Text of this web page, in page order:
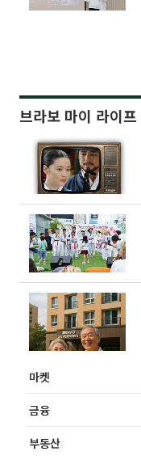
브라보 마이 라이프
마켓
금융
부동산